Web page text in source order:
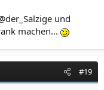
und
machen...
#19